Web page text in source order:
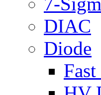
DIAC
Diode